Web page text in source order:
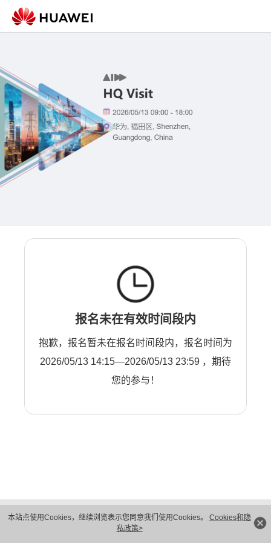
本站点使用Cookies，继续浏览表示您同意我们使用Cookies。 Cookies和隐
私政策>
报名未在有效时间段内
抱歉，报名暂未在报名时间段内，报名时间为
2026/05/13 14:15—2026/05/13 23:59 ，期待
您的参与！
隐私保护
法律声明